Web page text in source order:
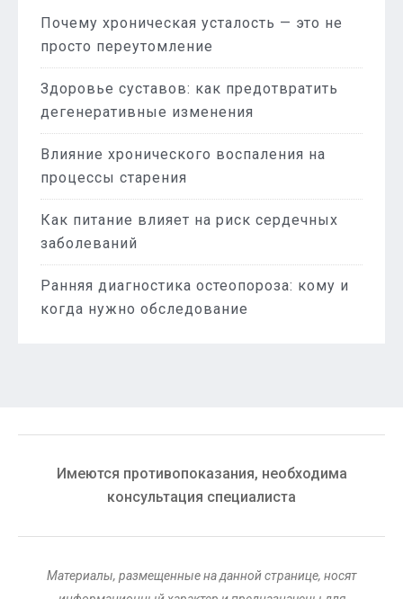
Почему хроническая усталость — это не
просто переутомление
Здоровье суставов: как предотвратить
дегенеративные изменения
Влияние хронического воспаления на
процессы старения
Как питание влияет на риск сердечных
заболеваний
Ранняя диагностика остеопороза: кому и
когда нужно обследование
Имеются противопоказания, необходима
консультация специалиста
Материалы, размещенные на данной странице, носят